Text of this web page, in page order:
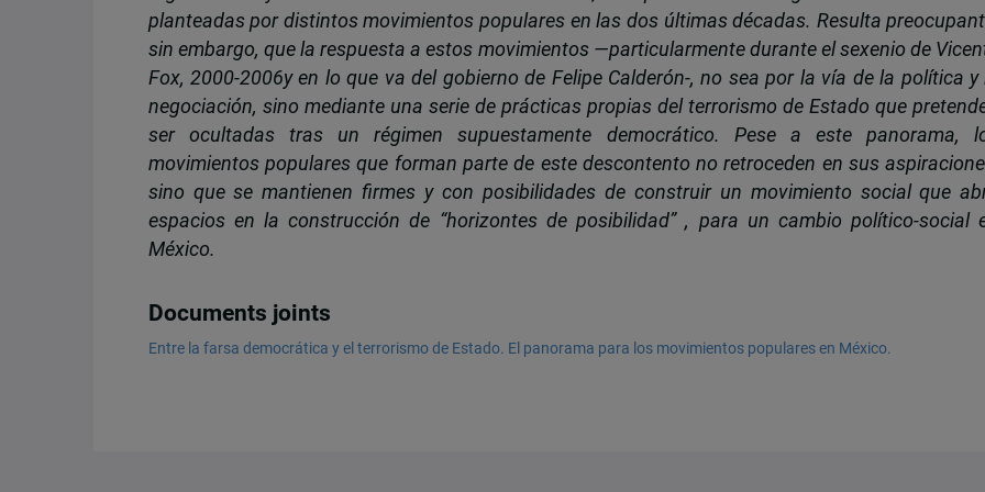
planteadas por distintos movimientos populares en las dos últimas décadas. Resulta
sin embargo, que la respuesta a estos movimientos —particularmente durante el sexenio de
Fox, 2000-2006y en lo que va del gobierno de Felipe Calderón-, no sea por la vía de la política y
negociación, sino mediante una serie de prácticas propias del terrorismo de Estado que
ser ocultadas tras un régimen supuestamente democrático. Pese a este panorama,
movimientos populares que forman parte de este descontento no retroceden en sus
sino que se mantienen firmes y con posibilidades de construir un movimiento social que
espacios en la construcción de “horizontes de posibilidad” , para un cambio político-social
México.
Documents joints
Entre la farsa democrática y el terrorismo de Estado. El panorama para los movimientos populares en México.